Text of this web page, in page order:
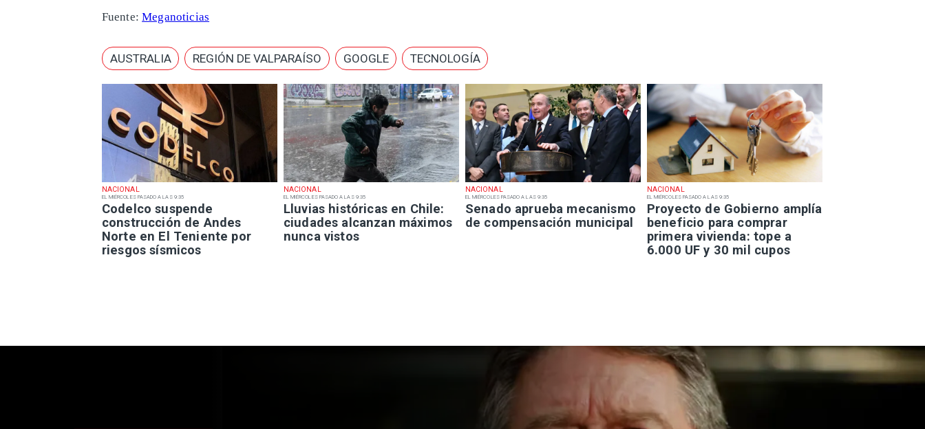
NACIONAL
EL MIÉRCOLES PASADO A LAS 9:35
Codelco suspende
construcción de Andes
Norte en El Teniente por
riesgos sísmicos
NACIONAL
EL MIÉRCOLES PASADO A LAS 9:35
Lluvias históricas en Chile:
ciudades alcanzan máximos
nunca vistos
NACIONAL
EL MIÉRCOLES PASADO A LAS 9:35
Senado aprueba mecanismo
de compensación municipal
NACIONAL
EL MIÉRCOLES PASADO A LAS 9:35
Proyecto de Gobierno amplía
beneficio para comprar
primera vivienda: tope a
6.000 UF y 30 mil cupos
Fuente:Meganoticias
AUSTRALIA REGIÓN DE VALPARAÍSO GOOGLE TECNOLOGÍA